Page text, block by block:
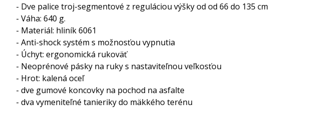
- Dve palice troj-segmentové z reguláciou výšky od od 66 do 135 cm
- Váha: 640 g.
- Materiál: hliník 6061
- Anti-shock systém s možnosťou vypnutia
- Úchyt: ergonomická rukoväť
- Neoprénové pásky na ruky s nastaviteľnou veľkosťou
- Hrot: kalená oceľ
- dve gumové koncovky na pochod na asfalte
- dva vymeniteľné tanieriky do mäkkého terénu